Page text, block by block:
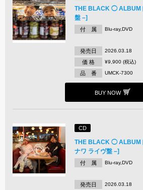
THE BLACK ◯ ALBUM
盤 –]
付 属 Blu-ray,DVD
発売日 2026.03.18
価 格 ¥9,900 (税込)
品 番 UMCK-7300
BUY NOW
CD
THE BLACK ◯ ALBUM
ナワ ライヴ盤 –]
付 属 Blu-ray,DVD
発売日 2026.03.18